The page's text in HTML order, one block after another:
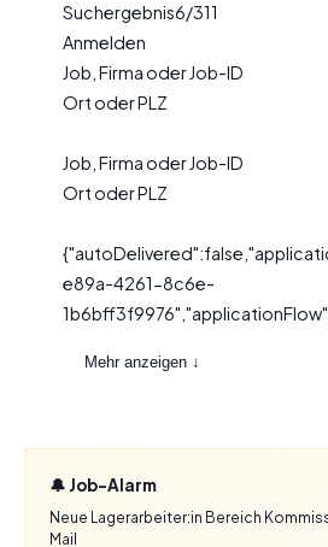
Suchergebnis6/311
Anmelden
Job, Firma oder Job-ID
Ort oder PLZ
Job, Firma oder Job-ID
Ort oder PLZ
e89a-4261-8c6e-
Mehr anzeigen ↓
🔔 Job-Alarm
Neue Lagerarbeiter:in Bereich
Mail